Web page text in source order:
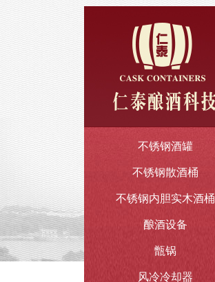
不锈钢酒罐
不锈钢散酒桶
不锈钢内胆实木酒桶
酿酒设备
甑锅
风冷冷却器